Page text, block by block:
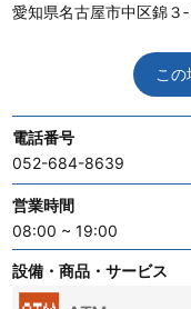
愛知県名古屋市中区錦３‐
こ
電話番号
052-684-8639
営業時間
08:00 ~ 19:00
設備・商品・サービス